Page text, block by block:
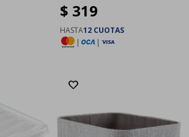
$ 319
HASTA12 CUOTAS
|
|